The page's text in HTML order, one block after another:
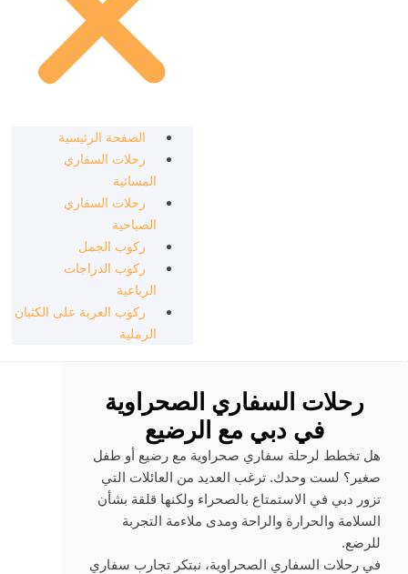
الصفحة الرئيسية
رحلات السفاري
المسائية
رحلات السفاري
الصباحية
ركوب الجمل
ركوب الدراجات
الرباعية
ركوب العربة على الكثبان
الرملية
رحلات السفاري الصحراوية
في دبي مع الرضيع
هل تخطط لرحلة سفاري صحراوية مع رضيع أو طفل
صغير؟ لست وحدك. ترغب العديد من العائلات التي
تزور دبي في الاستمتاع بالصحراء ولكنها قلقة بشأن
السلامة والحرارة والراحة ومدى ملاءمة التجربة
للرضع.
في رحلات السفاري الصحراوية، نبتكر تجارب سفاري